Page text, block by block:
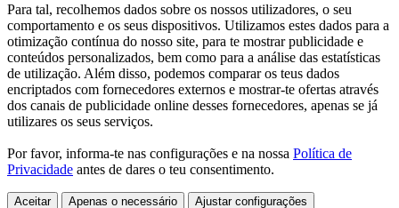
Para tal, recolhemos dados sobre os nossos utilizadores, o seu
comportamento e os seus dispositivos. Utilizamos estes dados para a
otimização contínua do nosso site, para te mostrar publicidade e
conteúdos personalizados, bem como para a análise das estatísticas
de utilização. Além disso, podemos comparar os teus dados
encriptados com fornecedores externos e mostrar-te ofertas através
dos canais de publicidade online desses fornecedores, apenas se já
utilizares os seus serviços.
Por favor, informa-te nas configurações e na nossa Política de
Privacidade antes de dares o teu consentimento.
Aceitar Apenas o necessário Ajustar configurações